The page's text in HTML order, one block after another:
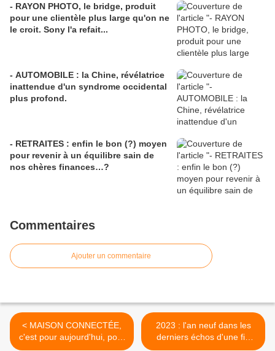
- RAYON PHOTO, le bridge, produit
pour une clientèle plus large qu'on ne
le croit. Sony l'a refait...
- AUTOMOBILE : la Chine, révélatrice
inattendue d'un syndrome occidental
plus profond.
- RETRAITES : enfin le bon (?) moyen
pour revenir à un équilibre sain de
nos chères finances…?
Commentaires
Ajouter un commentaire
< MAISON CONNECTÉE,
c'est pour aujourd'hui, pour
demain, pour plus tard,
2023 : l'an neuf dans les
derniers échos d'une fin
d'année déprimante pour la